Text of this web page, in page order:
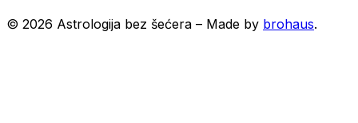
© 2026 Astrologija bez šećera – Made by brohaus.